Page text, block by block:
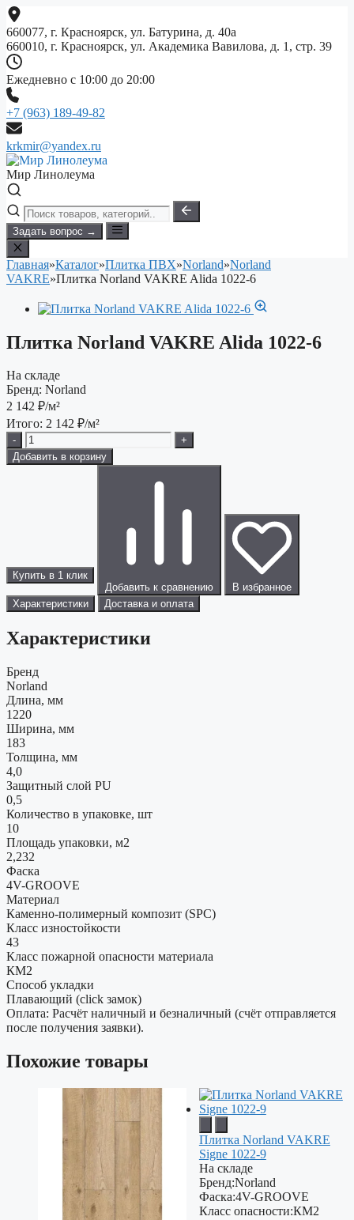
Перейти
к
содержимому
660077, г. Красноярск, ул. Батурина, д. 40а
660010, г. Красноярск, ул. Академика Вавилова, д. 1, стр. 39
Ежедневно с 10:00 до 20:00
+7 (963) 189-49-82
krkmir@yandex.ru
Мир Линолеума
Задать вопрос →
Главная»Каталог»Плитка ПВХ»Norland»Norland
VAKRE»Плитка Norland VAKRE Alida 1022-6
Плитка Norland VAKRE Alida 1022-6
На складе
Бренд: Norland
2 142 ₽/м²
Итого: 2 142 ₽/м²
-
+
Добавить в корзину
Купить в 1 клик
Добавить к сравнению
В избранное
Характеристики
Доставка и оплата
Характеристики
Бренд
Norland
Длина, мм
1220
Ширина, мм
183
Толщина, мм
4,0
Защитный слой PU
0,5
Количество в упаковке, шт
10
Площадь упаковки, м2
2,232
Фаска
4V-GROOVE
Материал
Каменно-полимерный композит (SPC)
Класс изностойкости
43
Класс пожарной опасности материала
КМ2
Способ укладки
Плавающий (click замок)
Оплата: Расчёт наличный и безналичный (счёт отправляется
после получения заявки).
Похожие товары
Плитка Norland VAKRE
Signe 1022-9
На складе
Бренд:Norland
Фаска:4V-GROOVE
Класс опасности:КМ2